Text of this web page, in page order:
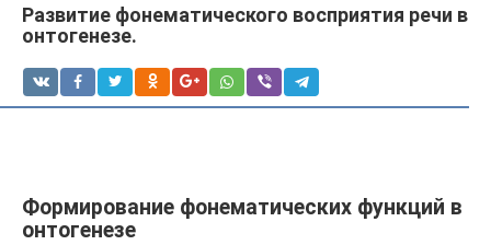
Развитие фонематического восприятия речи в
онтогенезе.
Формирование фонематических функций в
онтогенезе